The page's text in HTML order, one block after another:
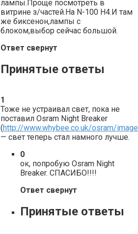
лампы.Проще посмотреть в
витрине з/частей.На N-100 Н4.И там
же биксенон,лампы с
блоком,выбор сейчас большой.
Ответ свернут
Принятые ответы
1
Тоже не устраивал свет, пока не
поставил Osram Night Breaker
(http://www.whybee.co.uk/osram/
— свет теперь стал намного лучше.
0
ок, попробую Osram Night
Breaker. СПАСИБО!!!!
Ответ свернут
Принятые ответы